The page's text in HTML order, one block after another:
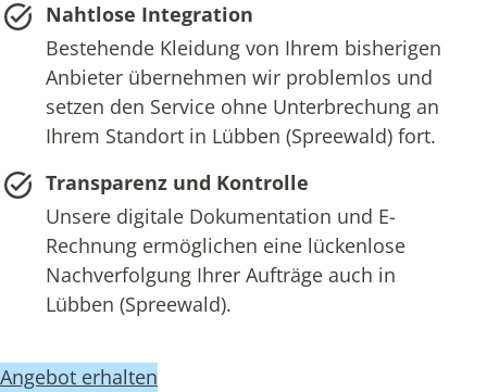
Nahtlose Integration
Bestehende Kleidung von Ihrem bisherigen
Anbieter übernehmen wir problemlos und
setzen den Service ohne Unterbrechung an
Ihrem Standort in Lübben (Spreewald) fort.
Transparenz und Kontrolle
Unsere digitale Dokumentation und E-
Rechnung ermöglichen eine lückenlose
Nachverfolgung Ihrer Aufträge auch in
Lübben (Spreewald).
Angebot erhalten